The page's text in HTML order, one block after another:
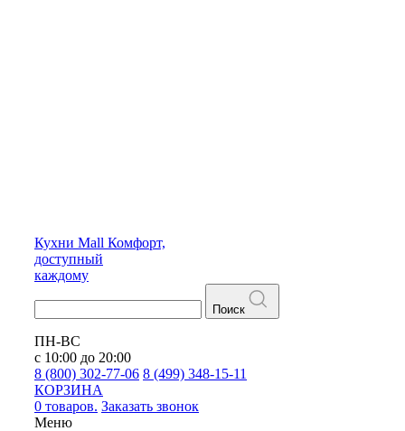
Кухни Mall Комфорт,
доступный
каждому
Поиск
ПН-ВС
с 10:00 до 20:00
8 (800) 302-77-06 8 (499) 348-15-11
КОРЗИНА
0 товаров. Заказать звонок
Меню